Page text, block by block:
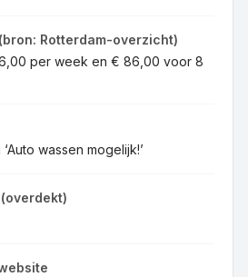
Rotterdam-overzicht)
per week en € 86,00 voor 8
wassen mogelijk!’